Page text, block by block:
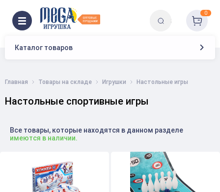
Каталог товаров
0
Главная Товары на складе Игрушки Настольные игры
Настольные спортивные игры
Все товары, которые находятся в данном разделе
имеются в наличии.